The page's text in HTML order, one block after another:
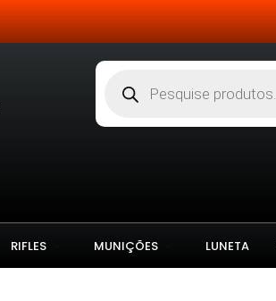
Site Blindado
RIFLES MUNIÇÕES LUNETA